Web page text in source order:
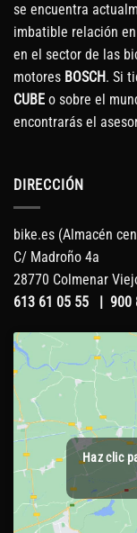
se encuentra
imbatible relación
en el sector de las
motores BOSCH. Si
CUBE o sobre el
encontrarás el
DIRECCIÓN
bike.es (Almacén
C/ Madroño 4a
28770 Colmenar
613 61 05 55
900
Haz clic